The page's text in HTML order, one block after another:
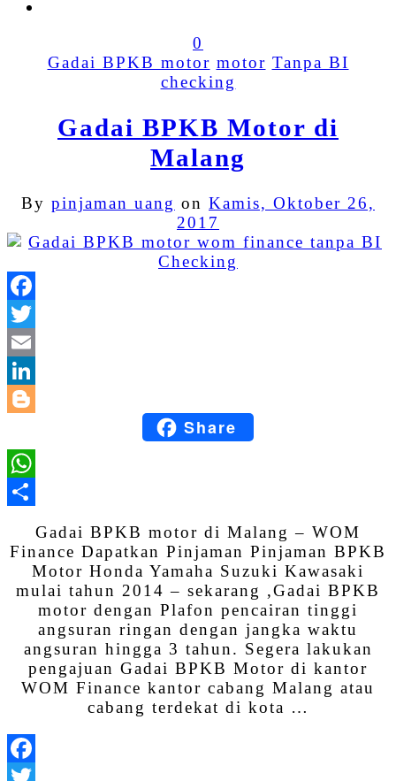
0
Gadai BPKB motor motor Tanpa BI
checking
Gadai BPKB Motor di
Malang
By pinjaman uang on Kamis, Oktober 26,
2017
BloggerShare
Gadai BPKB motor di Malang – WOM
Finance Dapatkan Pinjaman Pinjaman BPKB
Motor Honda Yamaha Suzuki Kawasaki
mulai tahun 2014 – sekarang ,Gadai BPKB
motor dengan Plafon pencairan tinggi
angsuran ringan dengan jangka waktu
angsuran hingga 3 tahun. Segera lakukan
pengajuan Gadai BPKB Motor di kantor
WOM Finance kantor cabang Malang atau
cabang terdekat di kota …